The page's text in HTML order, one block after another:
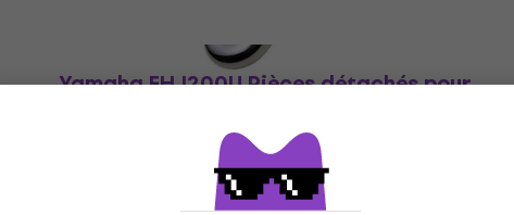
Yamaha FHJ200U Pièces détachés pour
Pièces détachés pour instrument à vent
- 4 %